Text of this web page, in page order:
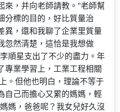
來，并向老師請教。“老師幫
分標的目的，好比質量治
異，還和我聊了企業里質量
忽然清楚，這恰是我想做
順星支出了不少的盡力。年
專業學習上，工業工程相關
。但他也明白，理論不等于
自己而擔心又累的媽媽，輕
媽，爸爸呢？我女兒好久沒